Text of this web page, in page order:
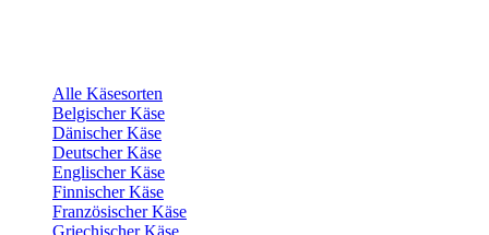
Alle Käsesorten
Belgischer Käse
Dänischer Käse
Deutscher Käse
Englischer Käse
Finnischer Käse
Französischer Käse